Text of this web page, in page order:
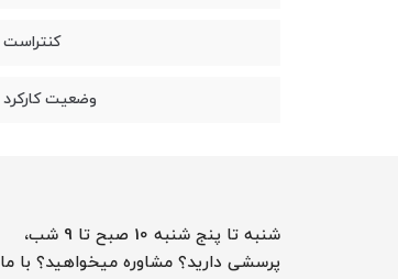
کنتراست
وضعیت کارکرد
شنبه تا پنج شنبه 10 صبح تا 9 شب،
پرسشی دارید؟ مشاوره میخواهید؟ با ما